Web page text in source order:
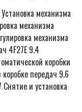
механизма
механизма
механизма
4F27E 9.4
коробки
передач 9.6
и установка